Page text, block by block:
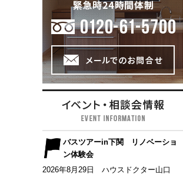
バスツアーin下関 リノベーショ
ン体験会
2026年8月29日 ハウスドクター山口